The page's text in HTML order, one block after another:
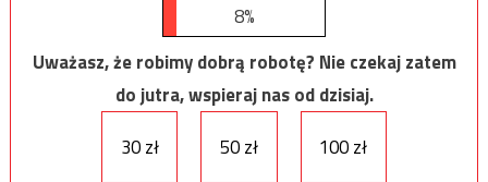
8%
Uważasz, że robimy dobrą robotę? Nie czekaj zatem
do jutra, wspieraj nas od dzisiaj.
30 zł
50 zł 100 zł